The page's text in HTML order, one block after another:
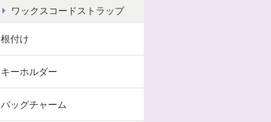
ワックスコードストラップ
根付け
キーホルダー
バッグチャーム